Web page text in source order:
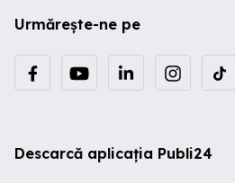
Urmărește-ne pe
Descarcă aplicația Publi24